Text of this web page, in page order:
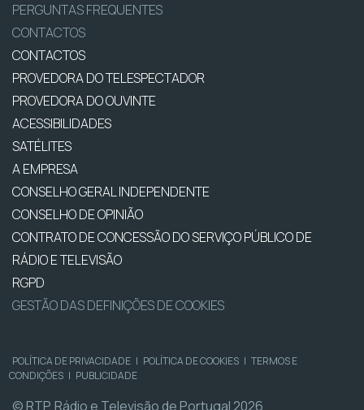
PERGUNTAS FREQUENTES
CONTACTOS
CONTACTOS
PROVEDORA DO TELESPECTADOR
PROVEDORA DO OUVINTE
ACESSIBILIDADES
SATÉLITES
A EMPRESA
CONSELHO GERAL INDEPENDENTE
CONSELHO DE OPINIÃO
CONTRATO DE CONCESSÃO DO SERVIÇO PÚBLICO DE
RÁDIO E TELEVISÃO
RGPD
GESTÃO DAS DEFINIÇÕES DE COOKIES
POLÍTICA DE PRIVACIDADE | POLÍTICA DE COOKIES | TERMOS E
CONDIÇÕES | PUBLICIDADE
© RTP, Rádio e Televisão de Portugal 2026